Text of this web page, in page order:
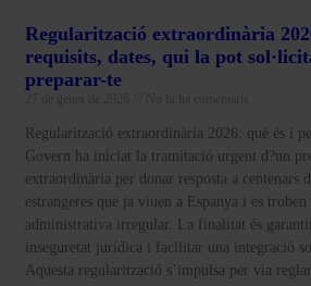
Regularització extraordinària
requisits, dates, qui la pot
preparar-te
Regularització extraordinària 2026: què és i
Govern ha iniciat la tramitació urgent d?un
extraordinària per donar resposta a centenars
estrangeres que ja viuen a Espanya i es
administrativa irregular. La finalitat és
inseguretat jurídica i facilitar una integració
Aquesta regularització s’impulsa per via